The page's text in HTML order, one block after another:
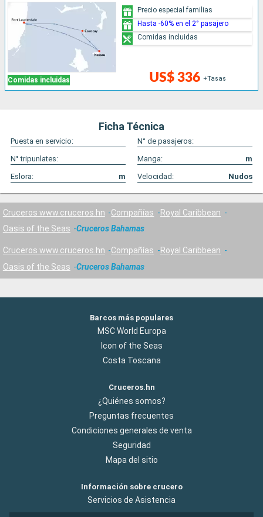
Comidas incluidas US$ 336 +Tasas
Precio especial familias
Hasta -60% en el 2° pasajero
Comidas incluidas
Ficha Técnica
Puesta en servicio:
N° de pasajeros:
N° tripunlates:
Manga:
m
Eslora:
m Velocidad: Nudos
Cruceros www.cruceros.hn Compañías
Royal Caribbean
Oasis of the Seas
Cruceros Bahamas
Cruceros www.cruceros.hn Compañías
Royal Caribbean
Oasis of the Seas
Cruceros Bahamas
Barcos más populares
MSC World Europa
Icon of the Seas
Costa Toscana
Cruceros.hn
¿Quiénes somos?
Preguntas frecuentes
Condiciones generales de venta
Seguridad
Mapa del sitio
Información sobre crucero
Servicios de Asistencia